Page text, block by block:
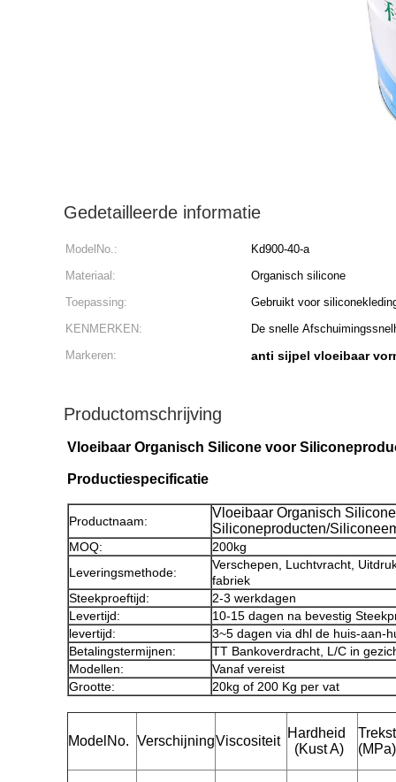
Gedetailleerde informatie
ModelNo.:
Kd900-40-a
Materiaal:
Organisch silicone
Toepassing:
Gebruikt voor
KENMERKEN:
De snelle
Markeren:
anti sijpel vloeibaar
Productomschrijving
Vloeibaar Organisch Silicone voor
Productiespecificatie
Productnaam:
Vloeibaar Organisch
Siliconeproducten/
MOQ:
200kg
Leveringsmethode:
Verschepen, Luchtvracht,
fabriek
Steekproeftijd:
2-3 werkdagen
Levertijd:
10-15 dagen na bevestig
levertijd:
3~5 dagen via dhl de huis-aan-
Betalingstermijnen:
TT Bankoverdracht, L/C in
Modellen:
Vanaf vereist
Grootte:
20kg of 200 Kg per vat
ModelNo. VerschijningViscositeit
Hardheid
(Kust A)
(MPa)